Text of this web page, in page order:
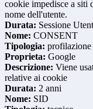
cookie impedisce a siti
nome dell'utente.
Durata: Sessione
Nome: CONSENT
Tipologia: profilazione
Proprieta: Google
Descrizione: Viene
relative ai cookie
Durata: 2 anni
Nome: SID